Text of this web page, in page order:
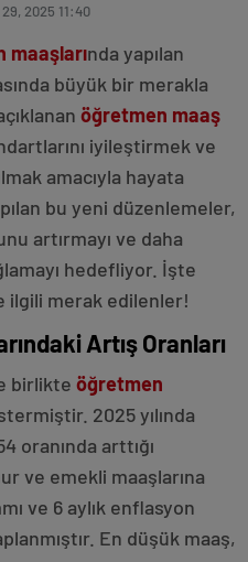
29, 2025 11:40
maaşlarında yapılan
büyük bir merakla
öğretmen maaş
iyileştirmek ve
amacıyla hayata
bu yeni düzenlemeler,
artırmayı ve daha
hedefliyor. İşte
ilgili merak edilenler!
Artış Oranları
birlikte öğretmen
2025 yılında
oranında arttığı
ve emekli maaşlarına
ve 6 aylık enflasyon
En düşük maaş,